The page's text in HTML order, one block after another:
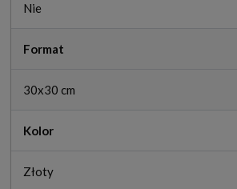
Nie
Format
30x30 cm
Kolor
Złoty